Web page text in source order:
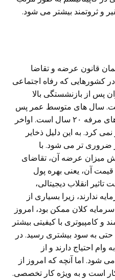
و ثروتمند بیشتر می‌ شود.
قانون عرضه و تقاضا
کشورهایی که رفاه اجتماعی
پس از بازنشستگی بالا
است. سال های متوسط عمر پس
از بازنشستگی امروز در کشورهای مرفه ۲۰ سال است. اواخر
نمی کرد. به این دلیل ذخایر
ضروری تر می شود. با
میزان عرضه آن، تقاضای
آن، یعنی بهره پول
انقلاب دیجیتالی،
ندارند، زیرا بسیاری از
کلان ممکن بود، امروز
و کامپیوتری با کیفیتی بیشتر
به سود بیشتری رسید. در
احتیاج دارند و از
شود. اما آنچه که امروز از
است و به ویژه کار تخصصی.